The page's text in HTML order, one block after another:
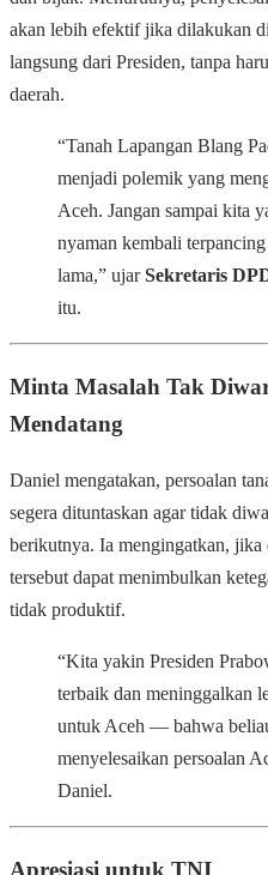
akan lebih efektif jika dilakukan
langsung dari Presiden, tanpa
daerah.
“Tanah Lapangan Blang
menjadi polemik yang
Aceh. Jangan sampai kita
nyaman kembali
lama,” ujarSekretaris
itu.
Minta Masalah Tak
Mendatang
Daniel mengatakan, persoalan
segera dituntaskan agar tidak
berikutnya. Ia mengingatkan,
tersebut dapat menimbulkan
tidak produktif.
“Kita yakin Presiden
terbaik dan meninggalkan
untuk Aceh — bahwa
menyelesaikan persoalan
Daniel.
Apresiasi untuk TNI